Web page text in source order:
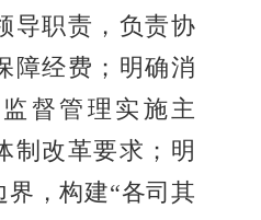
导职责，负责协
障经费；明确消
督管理实施主
制改革要求；明
，构建“各司其